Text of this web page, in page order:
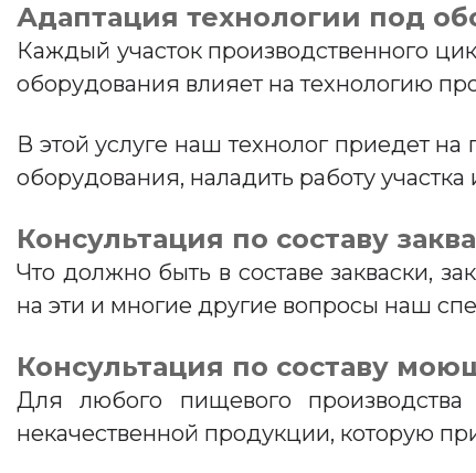
Адаптация технологии под
Каждый участок производственного
оборудования влияет на технологию
В этой услуге наш технолог приедет
оборудования, наладить работу
Консультация по составу
Что должно быть в составе закваски,
на эти и многие другие вопросы наш
Консультация по составу
Для любого пищевого
некачественной продукции, которую